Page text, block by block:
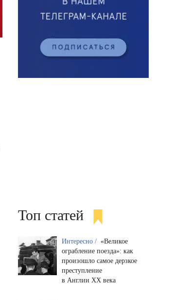
Топ статей
Интересно / «Великое
ограбление поезда»: как
произошло самое дерзкое
преступление
в Англии XX века